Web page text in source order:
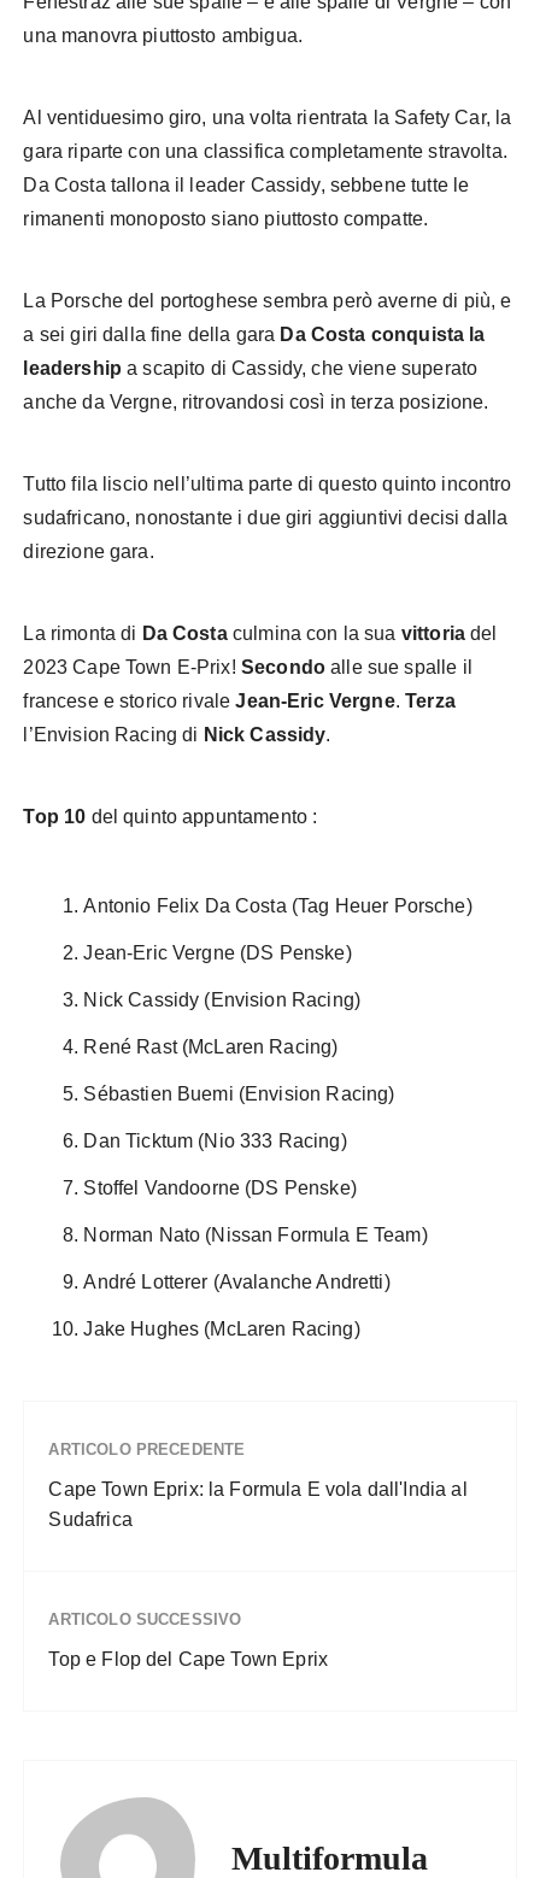
una manovra piuttosto ambigua.
Al ventiduesimo giro, una volta rientrata la Safety Car, la
gara riparte con una classifica completamente stravolta.
Da Costa tallona il leader Cassidy, sebbene tutte le
rimanenti monoposto siano piuttosto compatte.
La Porsche del portoghese sembra però averne di più, e
a sei giri dalla fine della gara Da Costa conquista la
leadership a scapito di Cassidy, che viene superato
anche da Vergne, ritrovandosi così in terza posizione.
Tutto fila liscio nell’ultima parte di questo quinto incontro
sudafricano, nonostante i due giri aggiuntivi decisi dalla
direzione gara.
La rimonta di Da Costaculmina con la sua vittoria del
2023 Cape Town E-Prix! Secondoalle sue spalle il
francese e storico rivaleJean-Eric Vergne.Terza
l’Envision Racing di Nick Cassidy.
Top 10 del quinto appuntamento :
Antonio Felix Da Costa (Tag Heuer Porsche)
Jean-Eric Vergne (DS Penske)
Nick Cassidy (Envision Racing)
René Rast (McLaren Racing)
Sébastien Buemi (Envision Racing)
Dan Ticktum (Nio 333 Racing)
Stoffel Vandoorne (DS Penske)
Norman Nato (Nissan Formula E Team)
André Lotterer (Avalanche Andretti)
Jake Hughes (McLaren Racing)
ARTICOLO PRECEDENTE
Cape Town Eprix: la Formula E vola dall'India al
Sudafrica
ARTICOLO SUCCESSIVO
Top e Flop del Cape Town Eprix
Multiformula